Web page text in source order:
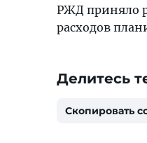
РЖД приняло
расходов
Делитесь
Скопировать